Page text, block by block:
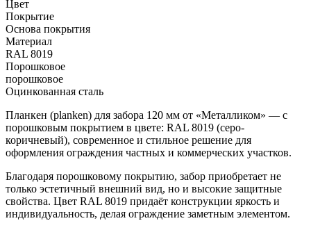
Цвет
Покрытие
Основа покрытия
Материал
RAL 8019
Порошковое
порошковое
Оцинкованная сталь
Планкен (planken) для забора 120 мм от «Металликом» — с
порошковым покрытием в цвете: RAL 8019 (серо-
коричневый), современное и стильное решение для
оформления ограждения частных и коммерческих участков.
Благодаря порошковому покрытию, забор приобретает не
только эстетичный внешний вид, но и высокие защитные
свойства. Цвет RAL 8019 придаёт конструкции яркость и
индивидуальность, делая ограждение заметным элементом.